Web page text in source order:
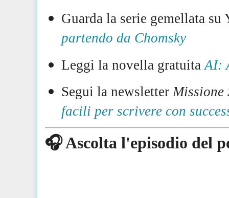
Guarda la serie gemellata
partendo da Chomsky
Leggi la novella gratuitaAI:
Segui la newsletter
facili per scrivere con
🎧 Ascolta l'episodio del